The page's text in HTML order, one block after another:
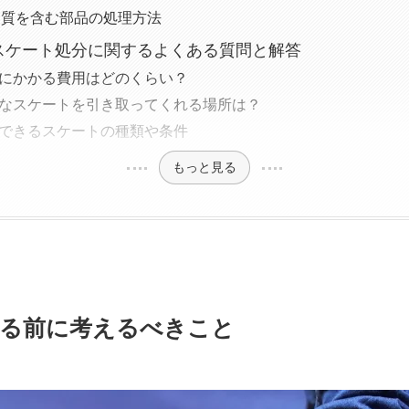
を含む部品の処理方法
ケート処分に関するよくある質問と解答
かかる費用はどのくらい？
スケートを引き取ってくれる場所は？
きるスケートの種類や条件
もっと見る
前に考えるべきこと